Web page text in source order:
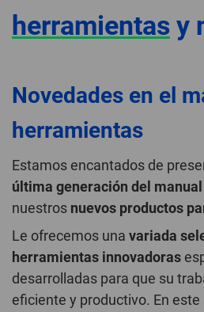
herramientas y
Novedades en el
herramientas
Estamos encantados de
última generación del
nuestros nuevos productos
Le ofrecemos una variada
herramientas innovadoras
desarrolladas para que su
eficiente y productivo. En